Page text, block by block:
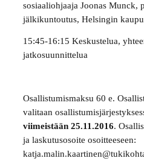
sosiaaliohjaaja Joonas Munck,
jälkikuntoutus, Helsingin
15:45-16:15 Keskustelua,
jatkosuunnittelua
Osallistumismaksu 60 e.
valitaan
viimeistään 25.11.2016.
ja laskutusosoite osoitteeseen: